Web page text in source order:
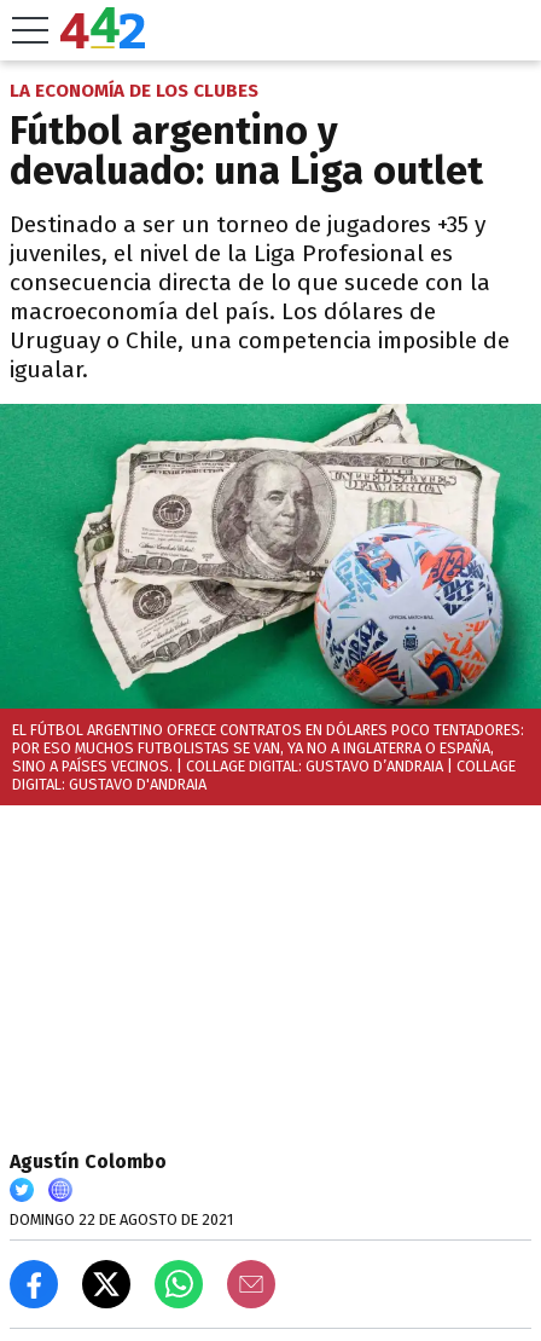
LA ECONOMÍA DE LOS CLUBES
Fútbol argentino y
devaluado: una Liga outlet
Destinado a ser un torneo de jugadores +35 y
juveniles, el nivel de la Liga Profesional es
consecuencia directa de lo que sucede con la
macroeconomía del país. Los dólares de
Uruguay o Chile, una competencia imposible de
igualar.
EL FÚTBOL ARGENTINO OFRECE CONTRATOS EN DÓLARES POCO TENTADORES:
POR ESO MUCHOS FUTBOLISTAS SE VAN, YA NO A INGLATERRA O ESPAÑA,
SINO A PAÍSES VECINOS. | COLLAGE DIGITAL: GUSTAVO D’ANDRAIA | COLLAGE
DIGITAL: GUSTAVO D'ANDRAIA
Agustín Colombo
DOMINGO 22 DE AGOSTO DE 2021